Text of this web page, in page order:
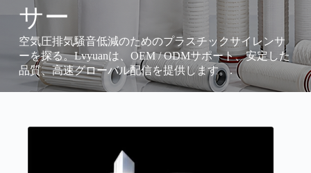
サー
空気圧排気騒音低減のためのプラスチックサイレンサ
ーを探る。Lvyuanは、OEM / ODMサポート、安定した
品質、高速グローバル配信を提供します。.